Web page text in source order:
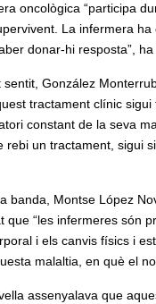
oncològica “participa
La infermera
donar-hi resposta”,
sentit, González
tractament clínic
constant de la seva
rebi un tractament, sigui
banda, Montse López
que “les infermeres són
i els canvis físics i
malaltia, en què el
assenyalava que